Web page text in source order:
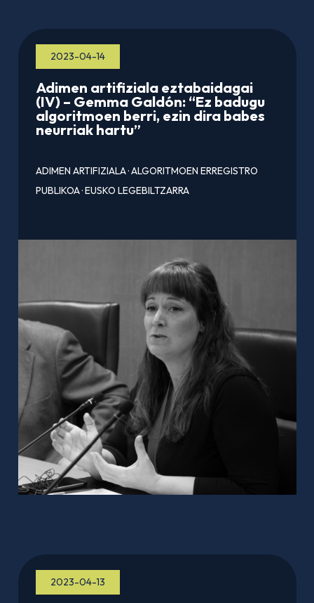
2023-04-14
Adimen artifiziala eztabaidagai
(IV) – Gemma Galdón: “Ez badugu
algoritmoen berri, ezin dira babes
neurriak hartu”
ADIMEN ARTIFIZIALA·ALGORITMOEN ERREGISTRO
PUBLIKOA·EUSKO LEGEBILTZARRA
2023-04-13